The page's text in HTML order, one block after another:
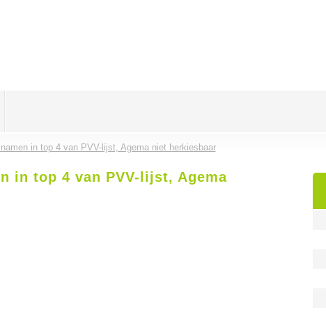
in top 4 van PVV-lijst, Agema niet herkiesbaar
in top 4 van PVV-lijst, Agema